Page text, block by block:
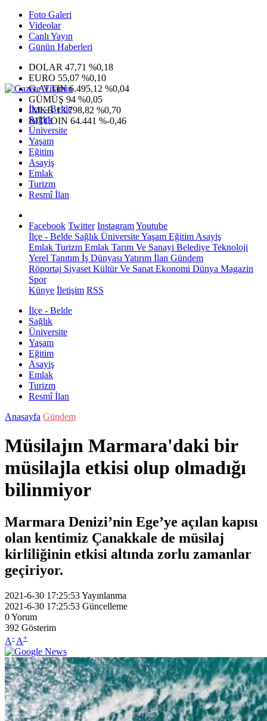
Foto Galeri
Videolar
Canlı Yayın
Günün Haberleri
DOLAR 47,71 %0,18
EURO 55,07 %0,10
G.ALTIN6.495,12 %0,04
GÜMÜŞ 94 %0,05
IMKB13.798,82 %0,70
BITCOIN 64.441 %-0,46
İlçe - Belde
Sağlık
Üniversite
Yaşam
Eğitim
Asayiş
Emlak
Turizm
Resmî İlan
Facebook Twitter InstagramYoutube
İlçe - Belde Sağlık ÜniversiteYaşam Eğitim Asayiş
Emlak Turizm Emlak Tarım Ve Sanayi Belediye Teknoloji
Yerel Tanıtım İş Dünyası Yatırım İlan Gündem
Röportaj Siyaset Kültür Ve Sanat Ekonomi Dünya Magazin
Spor
Künye İletişim RSS
İlçe - Belde
Sağlık
Üniversite
Yaşam
Eğitim
Asayiş
Emlak
Turizm
Resmî İlan
Anasayfa Gündem
Müsilajın Marmara'daki bir
müsilajla etkisi olup olmadığı
bilinmiyor
Marmara Denizi’nin Ege’ye açılan kapısı
olan kentimiz Çanakkale de müsilaj
kirliliğinin etkisi altında zorlu zamanlar
geçiriyor.
2021-6-30 17:25:53Yayınlanma
2021-6-30 17:25:53 Güncelleme
0Yorum
392 Gösterim
A- A+